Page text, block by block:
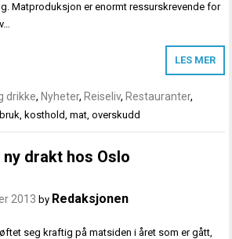
Matproduksjon er enormt ressurskrevende for
LES MER
drikke, Nyheter, Reiseliv, Restauranter,
, kosthold,mat,overskudd
ny drakt hos Oslo
2013 by Redaksjonen
seg kraftig på matsiden i året som er gått,